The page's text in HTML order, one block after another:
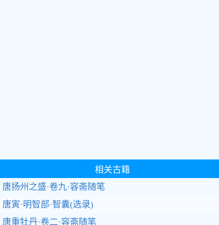
相关古籍
唐扬州之盛·卷九·容斋随笔
唐寅·明智部·智囊(选录)
唐重牡丹·卷二·容斋随笔